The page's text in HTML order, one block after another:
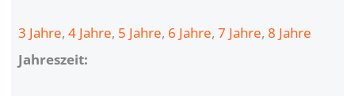
3 Jahre, 4 Jahre, 5 Jahre, 6 Jahre, 7 Jahre, 8 Jahre
Jahreszeit: